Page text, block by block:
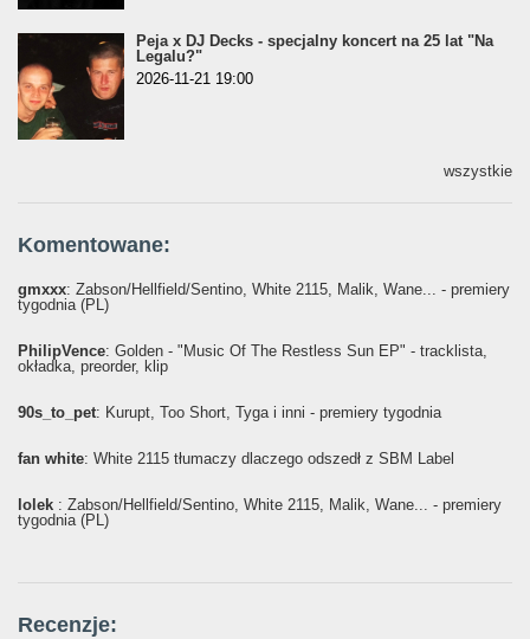
Peja x DJ Decks - specjalny koncert na 25 lat "Na
Legalu?"
2026-11-21 19:00
wszystkie
Komentowane:
gmxxx: Żabson/Hellfield/Sentino, White 2115, Malik, Wane... - premiery
tygodnia (PL)
PhilipVence: Golden - "Music Of The Restless Sun EP" - tracklista,
okładka, preorder, klip
90s_to_pet: Kurupt, Too Short, Tyga i inni - premiery tygodnia
fan white: White 2115 tłumaczy dlaczego odszedł z SBM Label
lolek : Żabson/Hellfield/Sentino, White 2115, Malik, Wane... - premiery
tygodnia (PL)
Recenzje: